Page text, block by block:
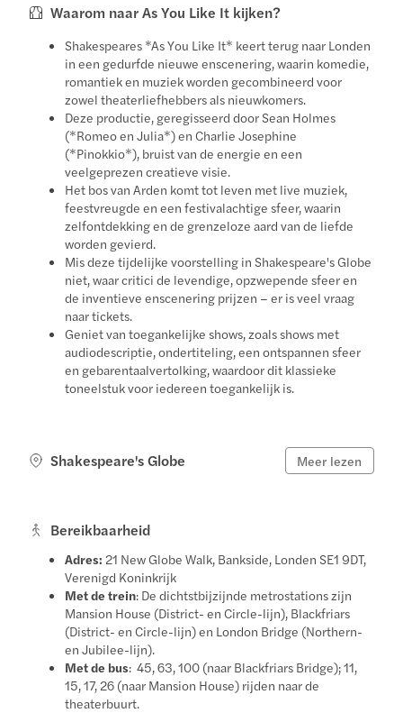
Waarom naar As You Like It kijken?
Shakespeares *As You Like It* keert terug naar Londen
in een gedurfde nieuwe enscenering, waarin komedie,
romantiek en muziek worden gecombineerd voor
zowel theaterliefhebbers als nieuwkomers.
Deze productie, geregisseerd door Sean Holmes
(*Romeo en Julia*) en Charlie Josephine
(*Pinokkio*), bruist van de energie en een
veelgeprezen creatieve visie.
Het bos van Arden komt tot leven met live muziek,
feestvreugde en een festivalachtige sfeer, waarin
zelfontdekking en de grenzeloze aard van de liefde
worden gevierd.
Mis deze tijdelijke voorstelling in Shakespeare's Globe
niet, waar critici de levendige, opzwepende sfeer en
de inventieve enscenering prijzen – er is veel vraag
naar tickets.
Geniet van toegankelijke shows, zoals shows met
audiodescriptie, ondertiteling, een ontspannen sfeer
en gebarentaalvertolking, waardoor dit klassieke
toneelstuk voor iedereen toegankelijk is.
Shakespeare's Globe Meer lezen
Bereikbaarheid
Adres: 21 New Globe Walk, Bankside, Londen SE1 9DT,
Verenigd Koninkrijk
Met de trein: De dichtstbijzijnde metrostations zijn
Mansion House (District- en Circle-lijn), Blackfriars
(District- en Circle-lijn) en London Bridge (Northern-
en Jubilee-lijn).
Met de bus: 45, 63, 100 (naar Blackfriars Bridge); 11,
15, 17, 26 (naar Mansion House) rijden naar de
theaterbuurt.